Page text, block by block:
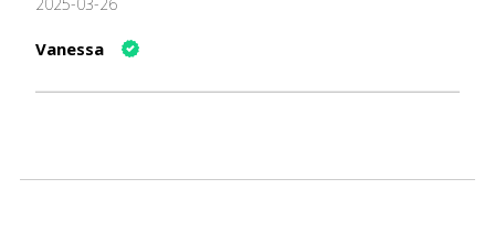
2025-03-26
Vanessa